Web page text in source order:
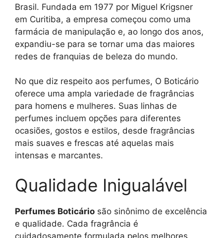
Brasil. Fundada em 1977 por Miguel Krigsner
em Curitiba, a empresa começou como uma
farmácia de manipulação e, ao longo dos anos,
expandiu-se para se tornar uma das maiores
redes de franquias de beleza do mundo.
No que diz respeito aos perfumes, O Boticário
oferece uma ampla variedade de fragrâncias
para homens e mulheres. Suas linhas de
perfumes incluem opções para diferentes
ocasiões, gostos e estilos, desde fragrâncias
mais suaves e frescas até aquelas mais
intensas e marcantes.
Qualidade Inigualável
Perfumes Boticário são sinônimo de excelência
e qualidade. Cada fragrância é
cuidadosamente formulada pelos melhores